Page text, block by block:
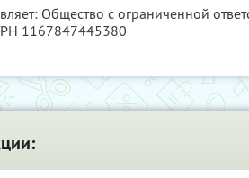
Общество с ограниченной
1167847445380